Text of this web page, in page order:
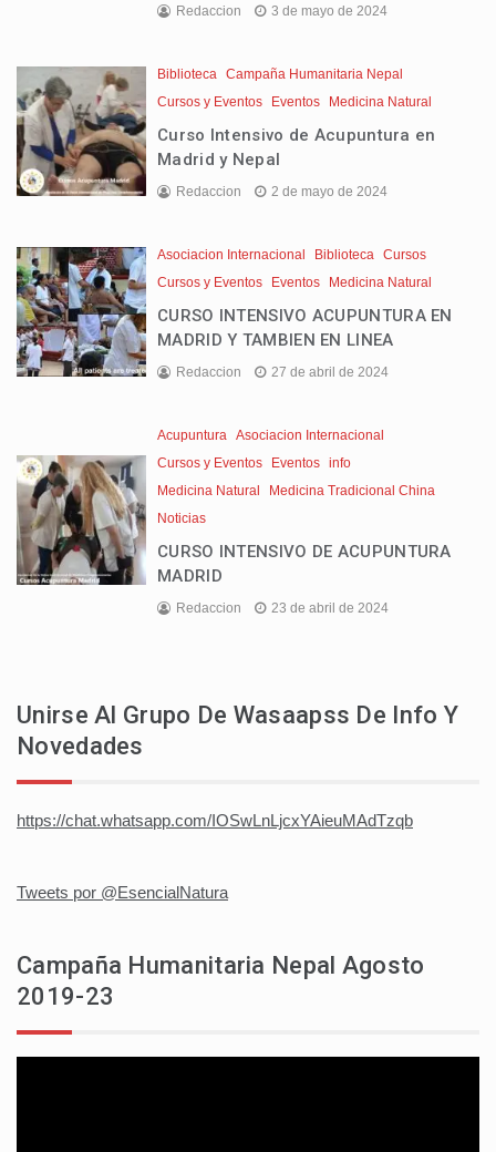
Redaccion 3 de mayo de 2024
Biblioteca
Campaña Humanitaria Nepal
Cursos y Eventos
Eventos Medicina Natural
Curso Intensivo de Acupuntura en
Madrid y Nepal
Redaccion 2 de mayo de 2024
Asociacion Internacional Biblioteca
Cursos
Cursos y Eventos
Eventos Medicina Natural
CURSO INTENSIVO ACUPUNTURA EN
MADRID Y TAMBIEN EN LINEA
Redaccion 27 de abril de 2024
Acupuntura
Asociacion Internacional
Cursos y Eventos
Eventos info
Medicina Natural
Medicina Tradicional China
Noticias
CURSO INTENSIVO DE ACUPUNTURA
MADRID
Redaccion 23 de abril de 2024
Unirse Al Grupo De Wasaapss De Info Y
Novedades
https://chat.whatsapp.com/IOSwLnLjcxYAieuMAdTzqb
Tweets por @EsencialNatura
Campaña Humanitaria Nepal Agosto
2019-23